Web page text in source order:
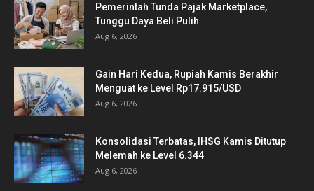
Pemerintah Tunda Pajak Marketplace,
Tunggu Daya Beli Pulih
Aug 6, 2026
Gain Hari Kedua, Rupiah Kamis Berakhir
Menguat ke Level Rp17.915/USD
Aug 6, 2026
Konsolidasi Terbatas, IHSG Kamis Ditutup
Melemah ke Level 6.344
Aug 6, 2026